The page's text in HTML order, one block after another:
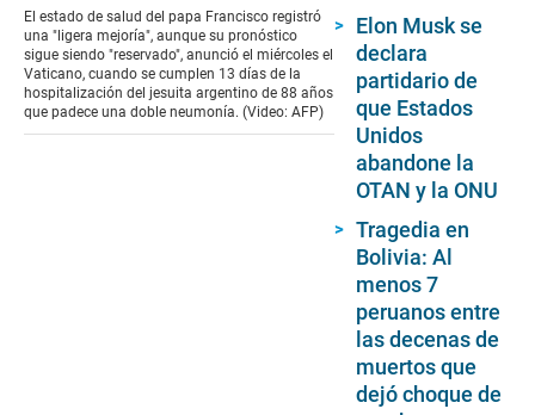
El estado de salud del papa Francisco registró
una "ligera mejoría", aunque su pronóstico
sigue siendo "reservado", anunció el miércoles el
Vaticano, cuando se cumplen 13 días de la
hospitalización del jesuita argentino de 88 años
que padece una doble neumonía. (Video: AFP)
Elon Musk se
declara
partidario de
que Estados
Unidos
abandone la
OTAN y la ONU
Tragedia en
Bolivia: Al
menos 7
peruanos entre
las decenas de
muertos que
dejó choque de